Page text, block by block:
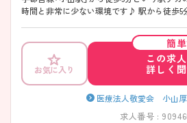
時間と非常に少ない環境です♪ 駅から徒歩5
する方には無料駐車場も用意されているため
た通勤方法を選べます。 ご興味がございま
くださいませ!
お気に入り
簡単
この求
詳しく
医療法人敬愛会 小山
求人番号 :